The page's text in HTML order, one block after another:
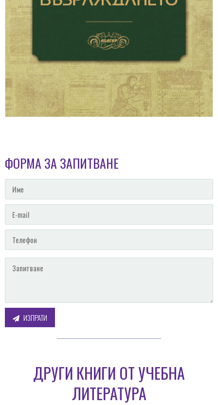
ФОРМА ЗА ЗАПИТВАНЕ
ИЗПРАТИ
ДРУГИ КНИГИ ОТ УЧЕБНА
ЛИТЕРАТУРА